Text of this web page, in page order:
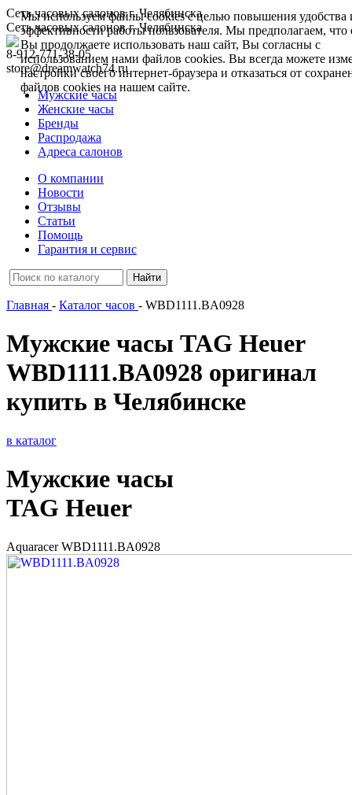
Сеть часовых салонов г. Челябинска
Сеть часовых салонов г. Челябинска
8-912-771-38-05
store@dreamwatch74.ru
Мужские часы
Женские часы
Бренды
Распродажа
Адреса салонов
О компании
Новости
Отзывы
Статьи
Помощь
Гарантия и сервис
Главная - Каталог часов - WBD1111.BA0928
Мужские часы TAG Heuer
WBD1111.BA0928 оригинал
купить в Челябинске
в каталог
Мужские часы
TAG Heuer
Aquaracer WBD1111.BA0928
Мы используем файлы cookies с целью повышения удобства
эффективности работы пользователя. Мы предполагаем, что
Вы продолжаете использовать наш сайт, Вы согласны с
использованием нами файлов cookies. Вы всегда можете
настройки своего интернет-браузера и отказаться от
файлов cookies на нашем сайте.